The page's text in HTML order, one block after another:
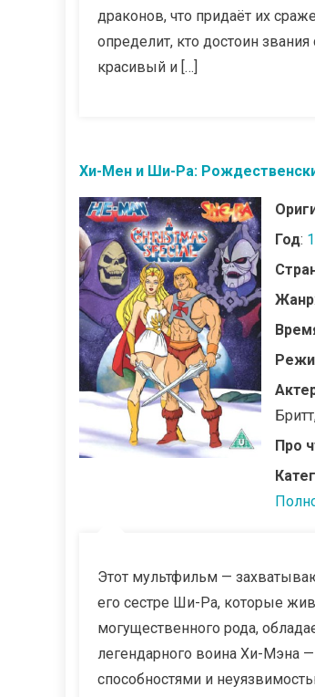
драконов, что придаёт их
определит, кто достоин
красивый и […]
Хи-Мен и Ши-Ра:
Год:
Жанр:
Про
Этот мультфильм —
его сестре Ши-Ра, которые
могущественного рода,
легендарного воина Хи-Мэна
способностями и